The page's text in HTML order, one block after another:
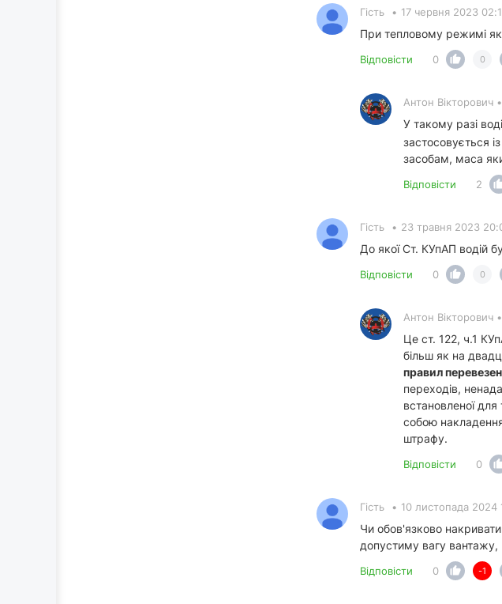
Гість • 17 червня 2023
При тепловому режимі
Відповісти 0 0
Антон Вікторович •
У такому разі
застосовується
засобам, маса
Відповісти 2
Гість • 23 травня 2023
До якої Ст. КУпАП водій
Відповісти 0 0
Антон Вікторович •
Це ст. 122, ч.1
більш як на
правил
переходів,
встановленої
собою
штрафу.
Відповісти 0
Гість • 10 листопада 2024
Чи обов'язково
допустиму вагу
Відповісти 0 -1